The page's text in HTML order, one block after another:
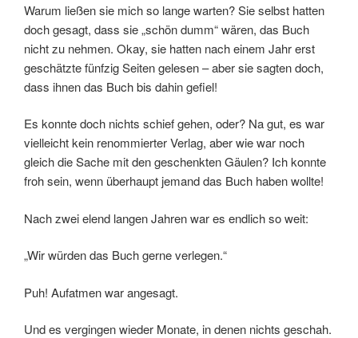
Warum ließen sie mich so lange warten? Sie selbst hatten
doch gesagt, dass sie „schön dumm“ wären, das Buch
nicht zu nehmen. Okay, sie hatten nach einem Jahr erst
geschätzte fünfzig Seiten gelesen – aber sie sagten doch,
dass ihnen das Buch bis dahin gefiel!
Es konnte doch nichts schief gehen, oder? Na gut, es war
vielleicht kein renommierter Verlag, aber wie war noch
gleich die Sache mit den geschenkten Gäulen? Ich konnte
froh sein, wenn überhaupt jemand das Buch haben wollte!
Nach zwei elend langen Jahren war es endlich so weit:
„Wir würden das Buch gerne verlegen.“
Puh! Aufatmen war angesagt.
Und es vergingen wieder Monate, in denen nichts geschah.